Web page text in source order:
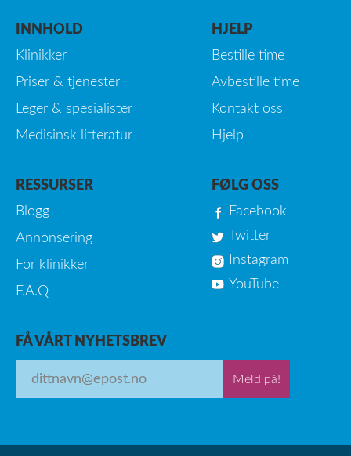
INNHOLD
Klinikker
Priser & tjenester
Leger & spesialister
Medisinsk litteratur
HJELP
Bestille time
Avbestille time
Kontakt oss
Hjelp
RESSURSER
Blogg
Annonsering
For klinikker
F.A.Q
FØLG OSS
Facebook
Twitter
Instagram
YouTube
FÅ VÅRT NYHETSBREV
Meld på!